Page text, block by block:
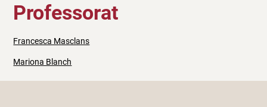
Professorat
Francesca Masclans
Mariona Blanch